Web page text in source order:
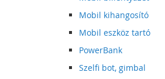
Mobil kihangosító
Mobil eszköz tartó
PowerBank
Szelfi bot, gimbal